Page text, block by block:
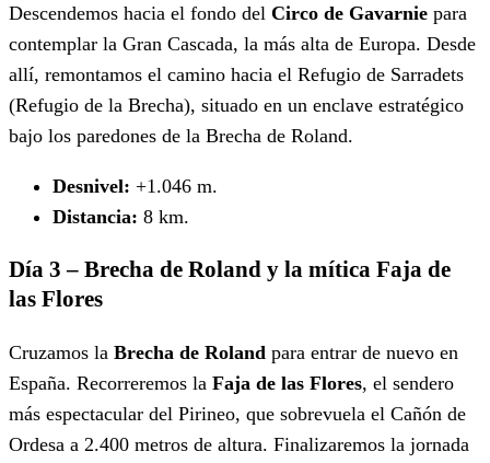
Descendemos hacia el fondo del Circo de Gavarnie para
contemplar la Gran Cascada, la más alta de Europa. Desde
allí, remontamos el camino hacia el Refugio de Sarradets
(Refugio de la Brecha), situado en un enclave estratégico
bajo los paredones de la Brecha de Roland.
Desnivel: +1.046 m.
Distancia: 8 km.
Día 3 – Brecha de Roland y la mítica Faja de
las Flores
Cruzamos la Brecha de Roland para entrar de nuevo en
España. Recorreremos la Faja de las Flores, el sendero
más espectacular del Pirineo, que sobrevuela el Cañón de
Ordesa a 2.400 metros de altura. Finalizaremos la jornada